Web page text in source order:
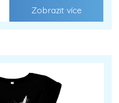
Zobrazit více